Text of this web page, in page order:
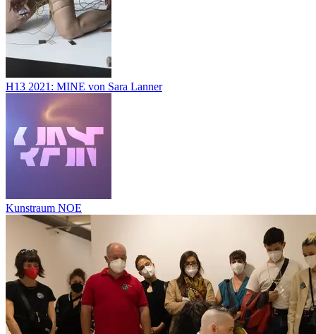
H13 2021: MINE von Sara Lanner
Kunstraum NOE